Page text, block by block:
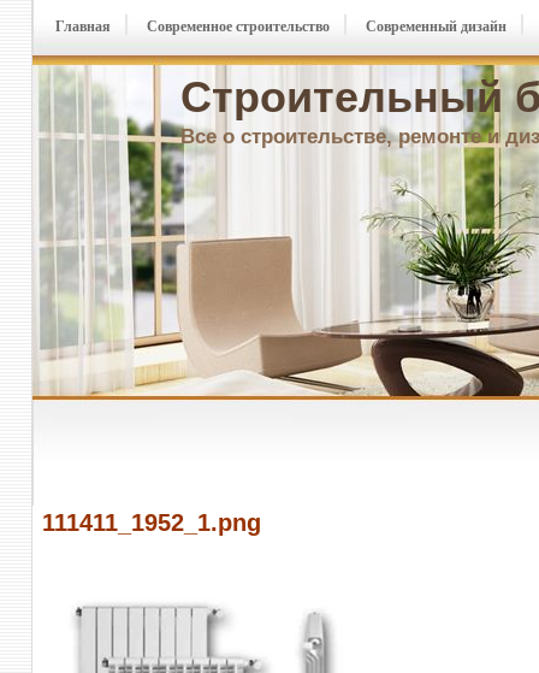
Строительный
Все о строительстве, ремонте и
Главная Современное строительство Современный дизайн
111411_1952_1.png